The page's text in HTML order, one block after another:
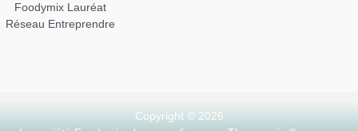
Foodymix Lauréat
Réseau Entreprendre
Copyright © 2026